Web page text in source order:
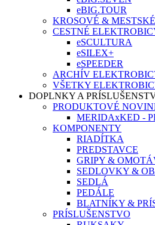
eBIG.TOUR
KROSOVÉ &
CESTNÉ
eSCULTURA
eSILEX+
eSPEEDER
ARCHÍV
VŠETKY
DOPLNKY A
PRODUKTOVÉ
MERIDAxKED -
KOMPONENTY
RIADÍTKA
PREDSTAVCE
GRIPY &
SEDLOVKY &
SEDLÁ
PEDÁLE
BLATNÍKY &
PRÍSLUŠENSTVO